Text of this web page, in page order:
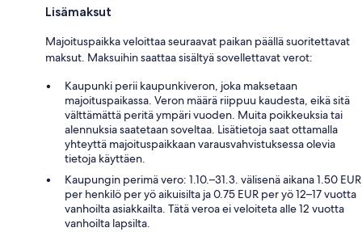
Lisämaksut
Majoituspaikka veloittaa seuraavat paikan päällä suoritettavat
maksut. Maksuihin saattaa sisältyä sovellettavat verot:
Kaupunki perii kaupunkiveron, joka maksetaan
majoituspaikassa. Veron määrä riippuu kaudesta, eikä sitä
välttämättä peritä ympäri vuoden. Muita poikkeuksia tai
alennuksia saatetaan soveltaa. Lisätietoja saat ottamalla
yhteyttä majoituspaikkaan varausvahvistuksessa olevia
tietoja käyttäen.
Kaupungin perimä vero: 1.10.–31.3. välisenä aikana 1.50 EUR
per henkilö per yö aikuisilta ja 0.75 EUR per yö 12–17 vuotta
vanhoilta asiakkailta. Tätä veroa ei veloiteta alle 12 vuotta
vanhoilta lapsilta.